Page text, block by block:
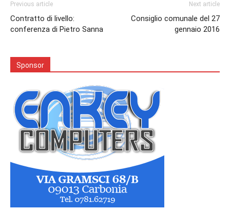
Previous article
Contratto di livello:
conferenza di Pietro Sanna
Next article
Consiglio comunale del 27
gennaio 2016
Sponsor